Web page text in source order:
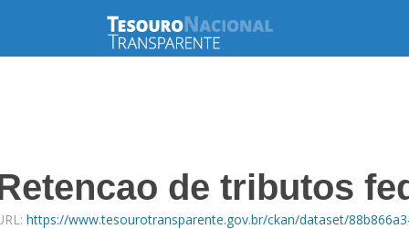
de tributos
https://www.tesourotransparente.gov.br/ckan/dataset/